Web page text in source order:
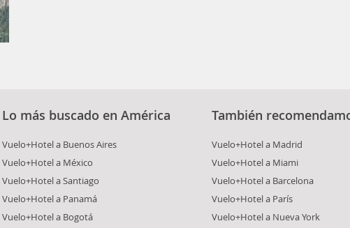
Lo más buscado en América
Vuelo+Hotel a Buenos Aires
Vuelo+Hotel a México
Vuelo+Hotel a Santiago
Vuelo+Hotel a Panamá
Vuelo+Hotel a Bogotá
También
Vuelo+Hotel a Madrid
Vuelo+Hotel a Miami
Vuelo+Hotel a Barcelona
Vuelo+Hotel a París
Vuelo+Hotel a Nueva York